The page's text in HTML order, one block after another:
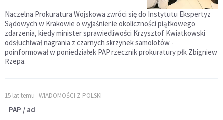
Naczelna Prokuratura Wojskowa zwróci się do Instytutu Ekspertyz
Sądowych w Krakowie o wyjaśnienie okoliczności piątkowego
zdarzenia, kiedy minister sprawiedliwości Krzysztof Kwiatkowski
odsłuchiwał nagrania z czarnych skrzynek samolotów -
poinformował w poniedziałek PAP rzecznik prokuratury płk Zbigniew
Rzepa.
15 lat temu WIADOMOŚCI Z POLSKI
PAP / ad